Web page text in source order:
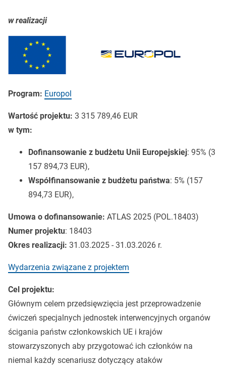
w realizacji
Program: Europol
Wartość projektu: 3 315 789,46 EUR
w tym:
Dofinansowanie z budżetu Unii Europejskiej: 95% (3
157 894,73 EUR),
Współfinansowanie z budżetu państwa: 5% (157
894,73 EUR),
Umowa o dofinansowanie: ATLAS 2025 (POL.18403)
Numer projektu: 18403
Okres realizacji: 31.03.2025 - 31.03.2026 r.
Wydarzenia związane z projektem
Cel projektu:
Głównym celem przedsięwzięcia jest przeprowadzenie
ćwiczeń specjalnych jednostek interwencyjnych organów
ścigania państw członkowskich UE i krajów
stowarzyszonych aby przygotować ich członków na
niemal każdy scenariusz dotyczący ataków